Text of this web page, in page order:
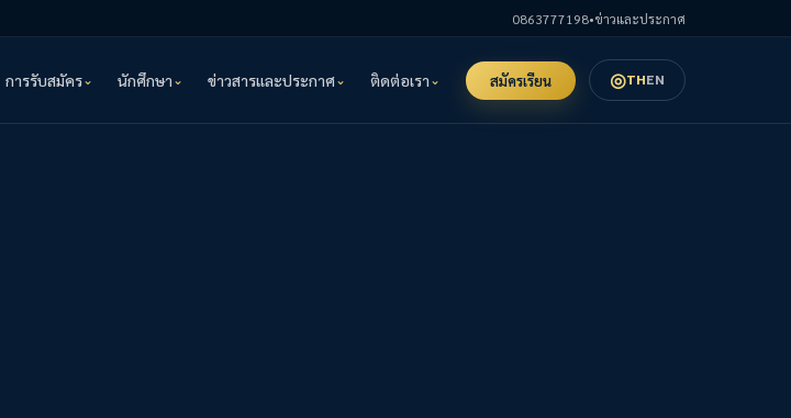
0863777198•ข่าวและประกาศ
การรับสมัคร นักศึกษา ข่าวสารและประกาศ ติดต่อเรา สมัครเรียน ◎THEN